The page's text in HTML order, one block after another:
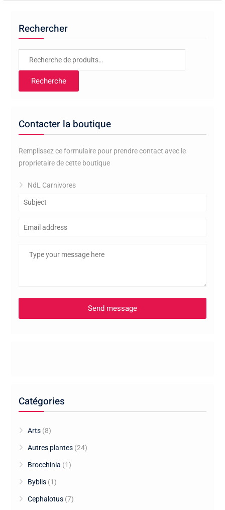
Rechercher
Recherche
Recherche
Contacter la boutique
Remplissez ce formulaire pour prendre contact avec le
proprietaire de cette boutique
NdL Carnivores
Catégories
Arts (8)
Autres plantes (24)
Brocchinia (1)
Byblis (1)
Cephalotus (7)